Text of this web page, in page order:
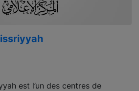
est l’un des centres de